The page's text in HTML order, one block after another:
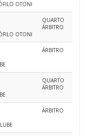
OTONI
OTONI
QUARTO
ÁRBITRO
ÁRBITRO
QUARTO
ÁRBITRO
ÁRBITRO